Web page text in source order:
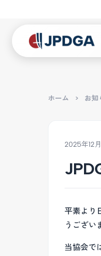
ホーム > お知
2025年12月
平素より
うござい
当協会で